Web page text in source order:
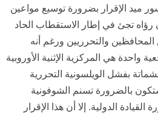
ميد الإقرار بضرورة توسيع مواعين
رؤاه تجئ في إطار الاستقطاب الحاد
والتحرريين ورغم أنه
هي المركزية الإثنية الأوروبية
بفشل الويلسونية التحررية
بالضرورة تسنم الشوفونية
الدولية. إلا أن هذا الإقرار